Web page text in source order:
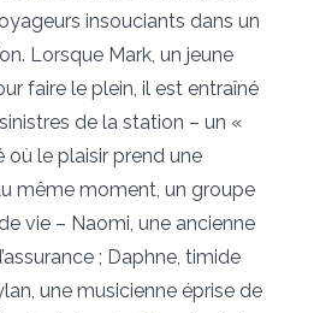
insouciants dans un
Lorsque Mark, un jeune
faire le plein, il est entraîné
de la station – un «
le plaisir prend une
même moment, un groupe
vie – Naomi, une ancienne
; Daphne, timide
une musicienne éprise de